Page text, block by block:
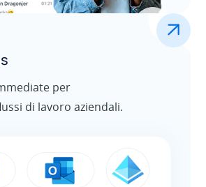
per
di lavoro aziendali.
.